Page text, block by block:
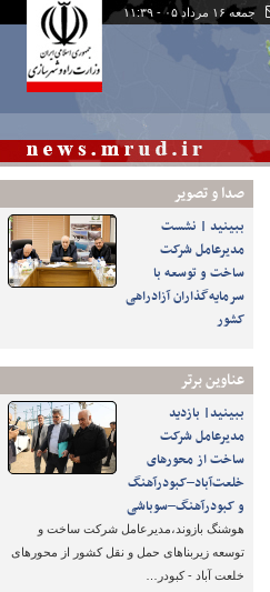
جمعه ۱۶ مرداد ۰۵ - ۱۱:۳۹
صدا و تصوير
ببینید | نشست
مدیرعامل شرکت
ساخت و توسعه با
سرمایه‌گذاران آزادراهی
کشور
عناوین برتر
ببینید| بازدید
مدیرعامل شرکت
ساخت از محورهای
خلعت‌آباد–کبودرآهنگ
و کبودرآهنگ–سوباشی
هوشنگ بازوند،مدیرعامل شرکت ساخت و
توسعه زیربناهای حمل و نقل کشور از محورهای
خلعت آباد - کبودر…